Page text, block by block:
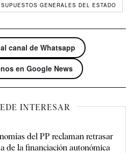
GENERALES DEL ESTADO
canal de Whatsapp
en Google News
INTERESAR
del PP reclaman retrasar
de la financiación autonómica